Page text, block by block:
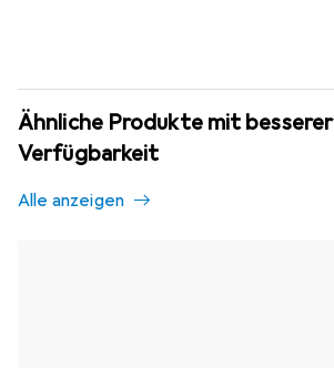
Ähnliche Produkte mit besserer
Verfügbarkeit
Alle anzeigen